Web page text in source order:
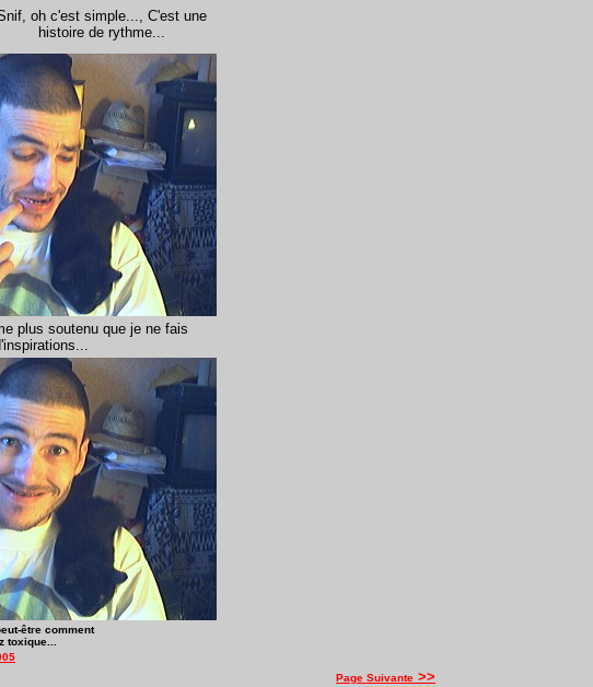
oh c'est simple..., C'est une
histoire de rythme...
plus soutenu que je ne fais
être comment
Page Suivante >>